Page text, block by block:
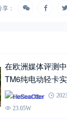
享：
在欧洲媒体评测
TM6纯电动轻卡
HeSeaOtter
23.05W